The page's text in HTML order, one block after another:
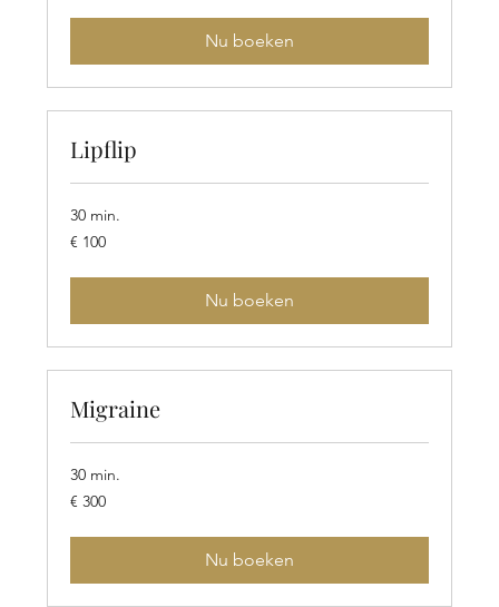
Nu boeken
Lipflip
30 min.
100
euro
€ 100
Nu boeken
Migraine
30 min.
300
euro
€ 300
Nu boeken